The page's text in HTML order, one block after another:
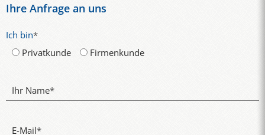
Ihre Anfrage an uns
Ich bin*
Privatkunde
Firmenkunde
Ihr Name*
E-Mail*